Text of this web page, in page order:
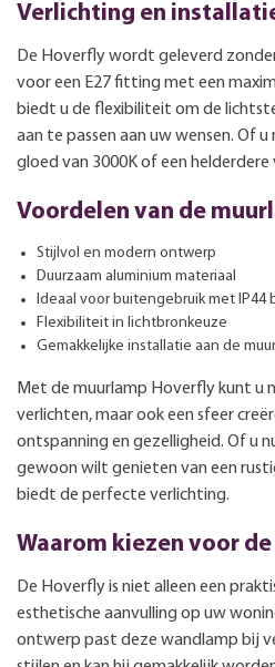
Verlichting en
De Hoverfly wordt geleverd
voor een E27 fitting met een
biedt u de flexibiliteit om de
aan te passen aan uw wensen. Of
gloed van 3000K of een helderdere
Voordelen van de
Stijlvol en modern ontwerp
Duurzaam aluminium materiaal
Ideaal voor buitengebruik met IP44
Flexibiliteit in lichtbronkeuze
Gemakkelijke installatie aan de muur
Met de muurlamp Hoverfly kunt u
verlichten, maar ook een sfeer
ontspanning en gezelligheid. Of u
gewoon wilt genieten van een
biedt de perfecte verlichting.
Waarom kiezen voor
De Hoverfly is niet alleen een
esthetische aanvulling op uw
ontwerp past deze wandlamp bij